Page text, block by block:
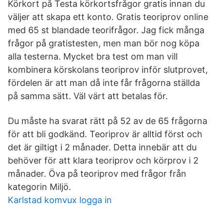
Körkort på Testa körkortsfrågor gratis innan du
väljer att skapa ett konto. Gratis teoriprov online
med 65 st blandade teorifrågor. Jag fick många
frågor på gratistesten, men man bör nog köpa
alla testerna. Mycket bra test om man vill
kombinera körskolans teoriprov inför slutprovet,
fördelen är att man då inte får frågorna ställda
på samma sätt. Väl värt att betalas för.
Du måste ha svarat rätt på 52 av de 65 frågorna
för att bli godkänd. Teoriprov är alltid först och
det är giltigt i 2 månader. Detta innebär att du
behöver för att klara teoriprov och körprov i 2
månader. Öva på teoriprov med frågor från
kategorin Miljö.
Karlstad komvux logga in